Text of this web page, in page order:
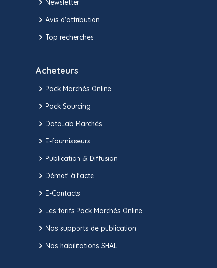
Newsletter
Avis d'attribution
Top recherches
Acheteurs
Pack Marchés Online
Pack Sourcing
DataLab Marchés
E-fournisseurs
Publication & Diffusion
Démat' à l'acte
E-Contacts
Les tarifs Pack Marchés Online
Nos supports de publication
Nos habilitations SHAL